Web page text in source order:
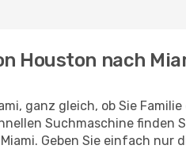
Houston nach
ganz gleich, ob Sie
Suchmaschine finden
Geben Sie einfach nur